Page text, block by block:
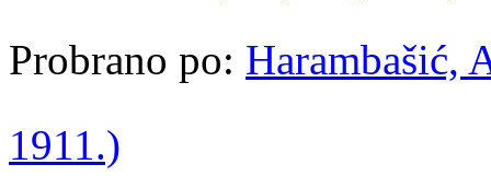
Probrano po: Harambašić,
1911.)